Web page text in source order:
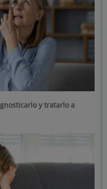
y tratarlo a